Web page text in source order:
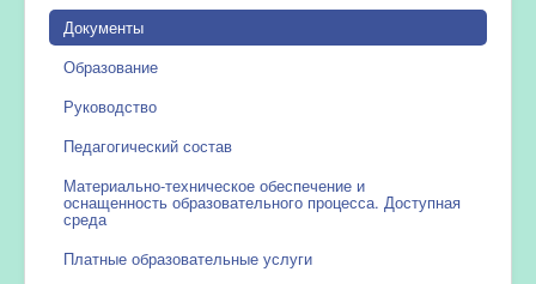
Документы
Образование
Руководство
Педагогический состав
Материально-техническое обеспечение и
оснащенность образовательного процесса. Доступная
среда
Платные образовательные услуги